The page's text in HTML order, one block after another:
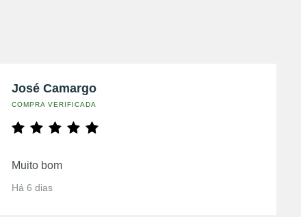
José Camargo
COMPRA VERIFICADA
Muito bom
Há 6 dias